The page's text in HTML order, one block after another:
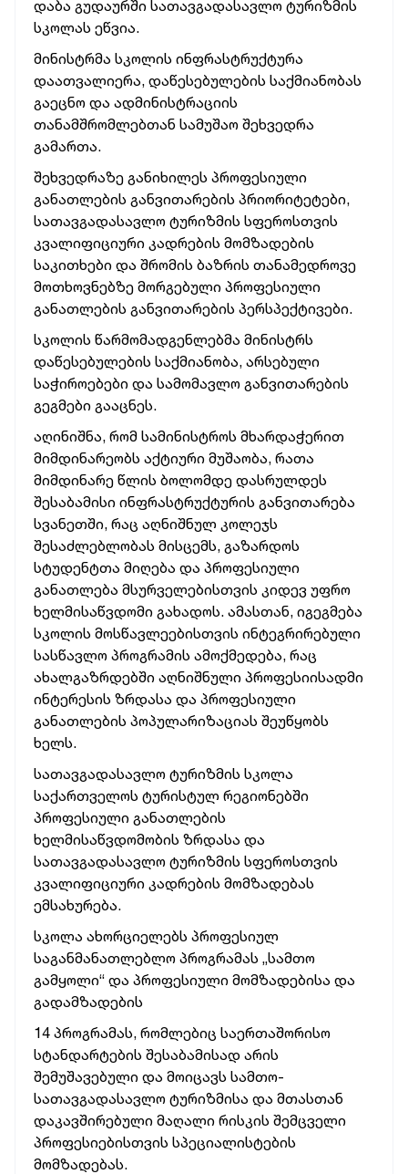
დაბა გუდაურში სათავგადასავლო ტურიზმის
სკოლას ეწვია.
მინისტრმა სკოლის ინფრასტრუქტურა
დაათვალიერა, დაწესებულების საქმიანობას
გაეცნო და ადმინისტრაციის
თანამშრომლებთან სამუშაო შეხვედრა
გამართა.
შეხვედრაზე განიხილეს პროფესიული
განათლების განვითარების პრიორიტეტები,
სათავგადასავლო ტურიზმის სფეროსთვის
კვალიფიციური კადრების მომზადების
საკითხები და შრომის ბაზრის თანამედროვე
მოთხოვნებზე მორგებული პროფესიული
განათლების განვითარების პერსპექტივები.
სკოლის წარმომადგენლებმა მინისტრს
დაწესებულების საქმიანობა, არსებული
საჭიროებები და სამომავლო განვითარების
გეგმები გააცნეს.
აღინიშნა, რომ სამინისტროს მხარდაჭერით
მიმდინარეობს აქტიური მუშაობა, რათა
მიმდინარე წლის ბოლომდე დასრულდეს
შესაბამისი ინფრასტრუქტურის განვითარება
სვანეთში, რაც აღნიშნულ კოლეჯს
შესაძლებლობას მისცემს, გაზარდოს
სტუდენტთა მიღება და პროფესიული
განათლება მსურველებისთვის კიდევ უფრო
ხელმისაწვდომი გახადოს. ამასთან, იგეგმება
სკოლის მოსწავლეებისთვის ინტეგრირებული
სასწავლო პროგრამის ამოქმედება, რაც
ახალგაზრდებში აღნიშნული პროფესიისადმი
ინტერესის ზრდასა და პროფესიული
განათლების პოპულარიზაციას შეუწყობს
ხელს.
სათავგადასავლო ტურიზმის სკოლა
საქართველოს ტურისტულ რეგიონებში
პროფესიული განათლების
ხელმისაწვდომობის ზრდასა და
სათავგადასავლო ტურიზმის სფეროსთვის
კვალიფიციური კადრების მომზადებას
ემსახურება.
სკოლა ახორციელებს პროფესიულ
საგანმანათლებლო პროგრამას „სამთო
გამყოლი“ და პროფესიული მომზადებისა და
გადამზადების
14 პროგრამას, რომლებიც საერთაშორისო
სტანდარტების შესაბამისად არის
შემუშავებული და მოიცავს სამთო-
სათავგადასავლო ტურიზმისა და მთასთან
დაკავშირებული მაღალი რისკის შემცველი
პროფესიებისთვის სპეციალისტების
მომზადებას.